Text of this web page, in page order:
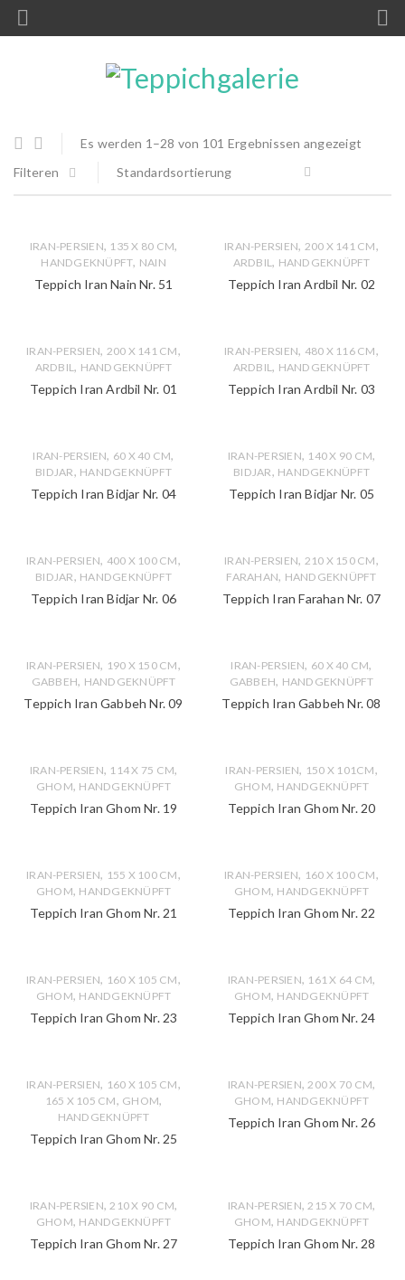
Es werden 1–28 von 101 Ergebnissen angezeigt
Filteren
Standardsortierung
IRAN-PERSIEN, 135 X 80 CM,
HANDGEKNÜPFT, NAIN
Teppich Iran Nain Nr. 51
IRAN-PERSIEN, 200 X 141 CM,
ARDBIL, HANDGEKNÜPFT
Teppich Iran Ardbil Nr. 02
IRAN-PERSIEN, 200 X 141 CM,
ARDBIL, HANDGEKNÜPFT
Teppich Iran Ardbil Nr. 01
IRAN-PERSIEN, 480 X 116 CM,
ARDBIL, HANDGEKNÜPFT
Teppich Iran Ardbil Nr. 03
IRAN-PERSIEN, 60 X 40 CM,
BIDJAR, HANDGEKNÜPFT
Teppich Iran Bidjar Nr. 04
IRAN-PERSIEN, 140 X 90 CM,
BIDJAR, HANDGEKNÜPFT
Teppich Iran Bidjar Nr. 05
IRAN-PERSIEN, 400 X 100 CM,
BIDJAR, HANDGEKNÜPFT
Teppich Iran Bidjar Nr. 06
IRAN-PERSIEN, 210 X 150 CM,
FARAHAN, HANDGEKNÜPFT
Teppich Iran Farahan Nr. 07
IRAN-PERSIEN, 190 X 150 CM,
GABBEH, HANDGEKNÜPFT
Teppich Iran Gabbeh Nr. 09
IRAN-PERSIEN, 60 X 40 CM,
GABBEH, HANDGEKNÜPFT
Teppich Iran Gabbeh Nr. 08
IRAN-PERSIEN, 114 X 75 CM,
GHOM, HANDGEKNÜPFT
Teppich Iran Ghom Nr. 19
IRAN-PERSIEN, 150 X 101CM,
GHOM, HANDGEKNÜPFT
Teppich Iran Ghom Nr. 20
IRAN-PERSIEN, 155 X 100 CM,
GHOM, HANDGEKNÜPFT
Teppich Iran Ghom Nr. 21
IRAN-PERSIEN, 160 X 100 CM,
GHOM, HANDGEKNÜPFT
Teppich Iran Ghom Nr. 22
IRAN-PERSIEN, 160 X 105 CM,
GHOM, HANDGEKNÜPFT
Teppich Iran Ghom Nr. 23
IRAN-PERSIEN, 161 X 64 CM,
GHOM, HANDGEKNÜPFT
Teppich Iran Ghom Nr. 24
IRAN-PERSIEN, 160 X 105 CM,
165 X 105 CM, GHOM,
HANDGEKNÜPFT
Teppich Iran Ghom Nr. 25
IRAN-PERSIEN, 200 X 70 CM,
GHOM, HANDGEKNÜPFT
Teppich Iran Ghom Nr. 26
IRAN-PERSIEN, 210 X 90 CM,
GHOM, HANDGEKNÜPFT
Teppich Iran Ghom Nr. 27
IRAN-PERSIEN, 215 X 70 CM,
GHOM, HANDGEKNÜPFT
Teppich Iran Ghom Nr. 28